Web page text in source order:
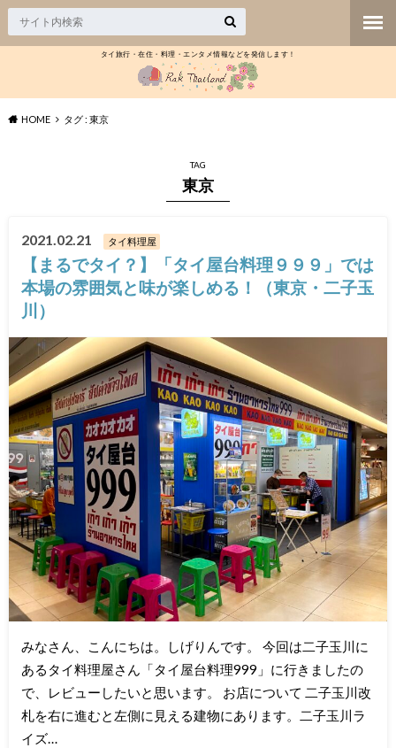
タイ旅行・在住・料理・エンタメ情報などを発信します！
HOME タグ : 東京
TAG
東京
2021.02.21 タイ料理屋
【まるでタイ？】「タイ屋台料理９９９」では
本場の雰囲気と味が楽しめる！（東京・二子玉
川）
みなさん、こんにちは。しげりんです。 今回は二子玉川に
あるタイ料理屋さん「タイ屋台料理999」に行きましたの
で、レビューしたいと思います。 お店について 二子玉川改
札を右に進むと左側に見える建物にあります。二子玉川ラ
イズ…